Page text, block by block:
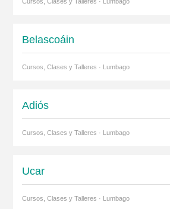
Belascoáin
Cursos, Clases y Talleres · Lumbago
Adiós
Cursos, Clases y Talleres · Lumbago
Ucar
Cursos, Clases y Talleres · Lumbago